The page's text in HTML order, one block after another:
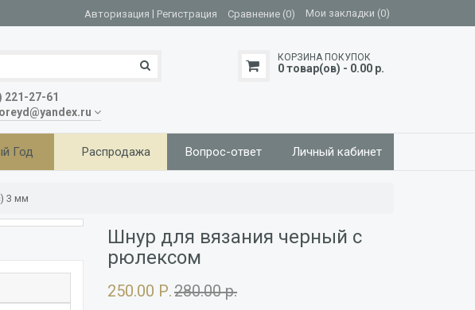
Авторизация | Регистрация Сравнение (0) Мои закладки (0)
221-27-61
КОРЗИНА ПОКУПОК
0 товар(ов) - 0.00 р.
Год Распродажа Вопрос-ответ Личный кабинет
3 мм
Шнур для вязания черный с
рюлексом
250.00 Р.280.00 р.